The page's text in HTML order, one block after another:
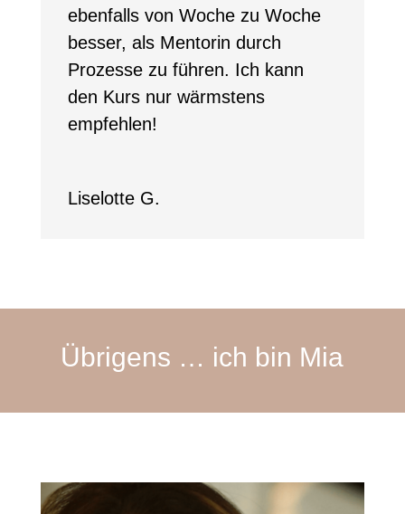
ebenfalls von Woche zu Woche
besser, als Mentorin durch
Prozesse zu führen. Ich kann
den Kurs nur wärmstens
empfehlen!
Liselotte G.
Übrigens … ich bin Mia